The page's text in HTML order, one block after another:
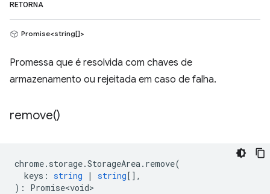
RETORNA
Promise<string[]>
Promessa que é resolvida com chaves de
armazenamento ou rejeitada em caso de falha.
remove()
chrome. storage.StorageArea. remove(
keys : string | string[],
) : Promise<void>